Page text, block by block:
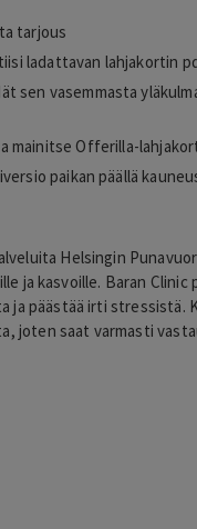
tarjous
ladattavan lahjakortin
sen vasemmasta
mainitse Offerilla-
paikan päällä
Helsingin
ja kasvoille. Baran
päästää irti stressistä.
joten saat varmasti